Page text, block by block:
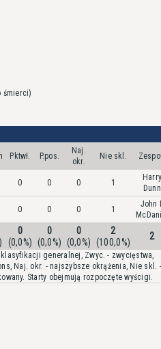
śmierci)
Pktwł. P.pos.
Naj.
okr.
Nie skl.
0 0 0 1
Dunn
0 0 0 1
John
0
(0,0%)
0
(0,0%)
0
(0,0%)
2
(100,0%)
2
klasyfikacji generalnej, Zwyc. - zwycięstwa,
Naj. okr. - najszybsze okrążenia, Nie skl. -
Starty obejmują rozpoczęte wyścigi.